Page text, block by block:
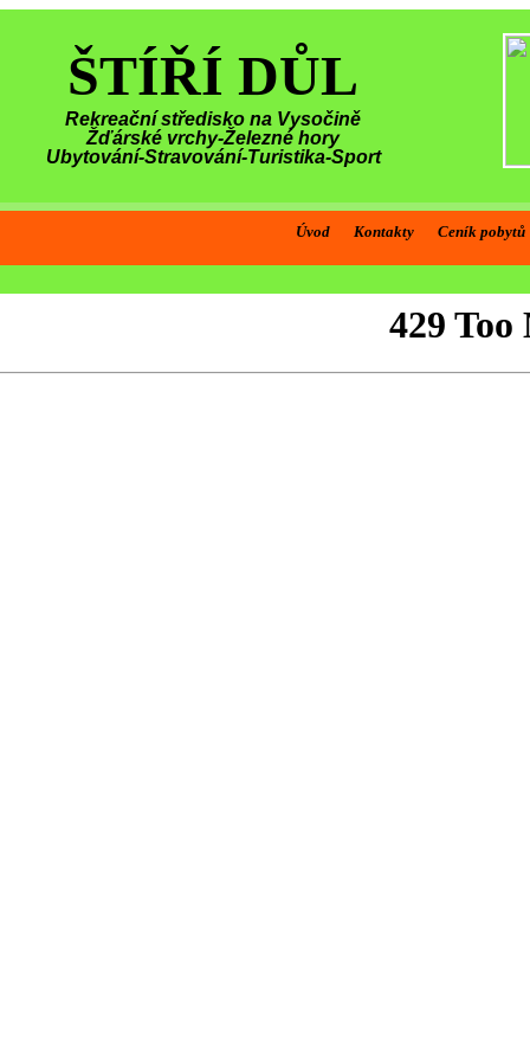
ŠTÍŘÍ DŮL
Rekreační středisko na Vysočině
Žďárské vrchy-Železné hory
Ubytování-Stravování-Turistika-Sport
Úvod Kontakty Ceník pobytů